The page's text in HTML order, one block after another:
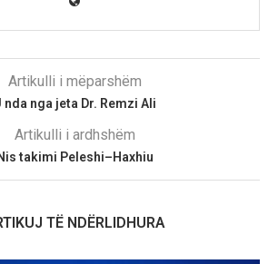
Artikulli i mëparshëm
nda nga jeta Dr. Remzi Ali
Artikulli i ardhshëm
takimi Peleshi–Haxhiu
TË NDËRLIDHURA